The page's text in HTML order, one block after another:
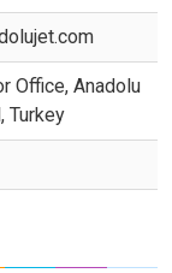
Office, Anadolu
Turkey